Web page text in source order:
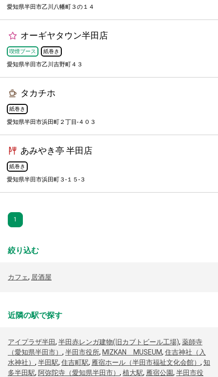
愛知県半田市乙川八幡町３の１４
オーギヤタウン半田店
喫煙ブース 紙巻き
愛知県半田市乙川吉野町４３
タカチホ
紙巻き
愛知県半田市浜田町２丁目-４０３
あみやき亭 半田店
紙巻き
愛知県半田市浜田町３-１５-３
1
絞り込む
カフェ, 居酒屋
近隣の駅で探す
アイプラザ半田, 半田赤レンガ建物(旧カブトビール工場), 薬師寺
（愛知県半田市） , 半田市役所, MIZKAN MUSEUM, 住吉神社（入
水神社） , 半田駅, 住吉町駅, 雁宿ホール（半田市福祉文化会館） , 知
多半田駅, 阿弥陀寺（愛知県半田市） , 植大駅, 雁宿公園, 半田市役